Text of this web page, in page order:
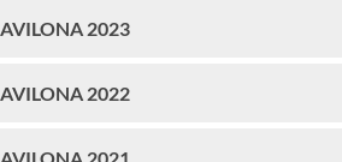
AVILONA 2023
AVILONA 2022
AVILONA 2021